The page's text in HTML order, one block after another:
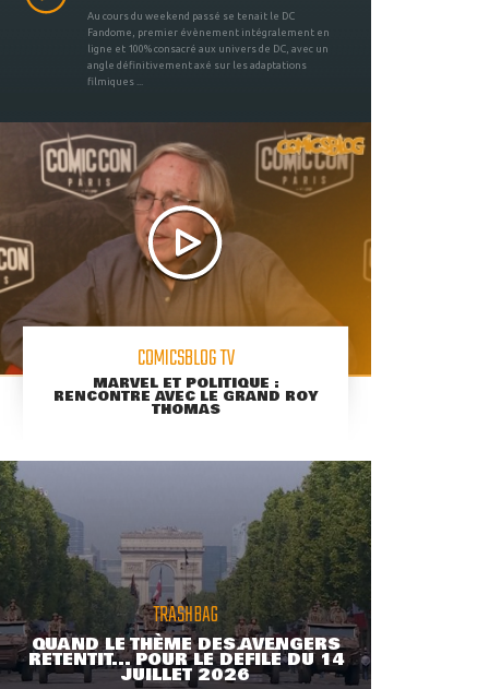
Au cours du weekend passé se tenait le DC
Fandome, premier évènement intégralement en
ligne et 100% consacré aux univers de DC, avec un
angle définitivement axé sur les adaptations
filmiques ...
COMICSBLOG TV
MARVEL ET POLITIQUE :
RENCONTRE AVEC LE GRAND ROY
THOMAS
TRASHBAG
QUAND LE THÈME DES AVENGERS
RETENTIT... POUR LE DÉFILÉ DU 14
JUILLET 2026